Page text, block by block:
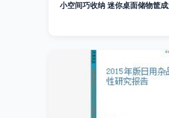
小空间巧收纳 迷你桌面储物筐